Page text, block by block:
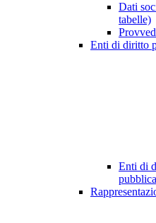
Dati
tabelle)
Enti di diritto
Enti di